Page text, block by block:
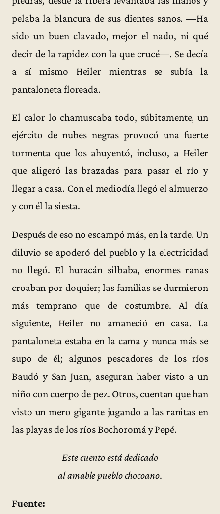
pelaba la blancura de sus dientes sanos. —Ha
sido un buen clavado, mejor el nado, ni qué
decir de la rapidez con la que crucé—. Se decía
a sí mismo Heiler mientras se subía la
pantaloneta floreada.
El calor lo chamuscaba todo, súbitamente, un
ejército de nubes negras provocó una fuerte
tormenta que los ahuyentó, incluso, a Heiler
que aligeró las brazadas para pasar el río y
llegar a casa. Con el mediodía llegó el almuerzo
y con él la siesta.
Después de eso no escampó más, en la tarde. Un
diluvio se apoderó del pueblo y la electricidad
no llegó. El huracán silbaba, enormes ranas
croaban por doquier; las familias se durmieron
más temprano que de costumbre. Al día
siguiente, Heiler no amaneció en casa. La
pantaloneta estaba en la cama y nunca más se
supo de él; algunos pescadores de los ríos
Baudó y San Juan, aseguran haber visto a un
niño con cuerpo de pez. Otros, cuentan que han
visto un mero gigante jugando a las ranitas en
las playas de los ríos Bochoromá y Pepé.
Este cuento está dedicado
al amable pueblo chocoano.
Fuente: